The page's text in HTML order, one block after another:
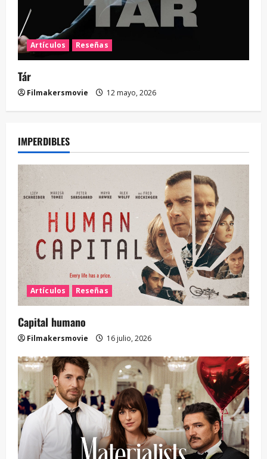
Artículos Reseñas
Tár
Filmakersmovie 12 mayo, 2026
IMPERDIBLES
Artículos Reseñas
Capital humano
Filmakersmovie 16 julio, 2026